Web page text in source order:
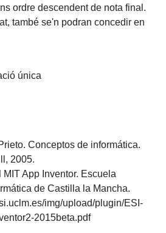
ordre descendent de nota final.
també se'n podran concedir en
única
Conceptos de informática.
2005.
App Inventor. Escuela
de Castilla la Mancha.
img/upload/plugin/ESI-
2015beta.pdf